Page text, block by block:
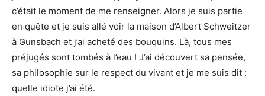
c’était le moment de me renseigner. Alors je suis partie
en quête et je suis allé voir la maison d’Albert Schweitzer
à Gunsbach et j’ai acheté des bouquins. Là, tous mes
préjugés sont tombés à l’eau ! J’ai découvert sa pensée,
sa philosophie sur le respect du vivant et je me suis dit :
quelle idiote j’ai été.